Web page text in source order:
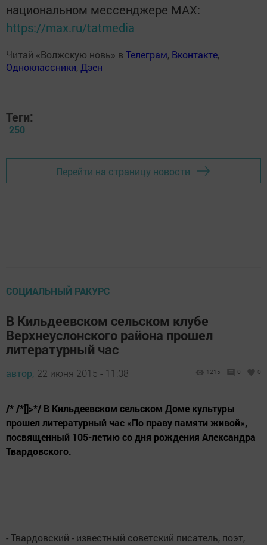
национальном мессенджере MАХ:
https://max.ru/tatmedia
Читай «Волжскую новь» в Телеграм, Вконтакте,
Одноклассники, Дзен
Теги:
250
Перейти на страницу новости
СОЦИАЛЬНЫЙ РАКУРС
В Кильдеевском сельском клубе
Верхнеуслонского района прошел
литературный час
автор, 22 июня 2015 - 11:08 1215 0 0
/* /*]]>*/ В Кильдеевском сельском Доме культуры
прошел литературный час «По праву памяти живой»,
посвященный 105-летию со дня рождения Александра
Твардовского.
- Твардовский - известный советский писатель, поэт,